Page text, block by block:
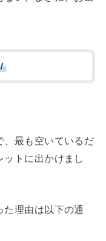
、最も空いているだ
ットに出かけまし
理由は以下の通